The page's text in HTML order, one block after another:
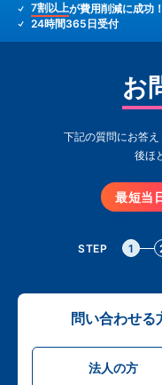
7割以上が費用削減に成功！
24時間365日受付
お
下記の質問にお答え
後ほ
最短当
STEP 1
問い合わせる
法人の方